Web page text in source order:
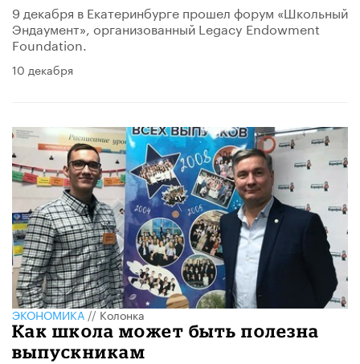
9 декабря в Екатеринбурге прошел форум «Школьный
Эндаумент», организованный Legacy Endowment
Foundation.
10 декабря
ЭКОНОМИКА//Колонка
Как школа может быть полезна
выпускникам